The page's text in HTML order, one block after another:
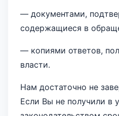
— документами,
содержащиеся в
— копиями ответов,
власти.
Нам достаточно не
Если Вы не получили в